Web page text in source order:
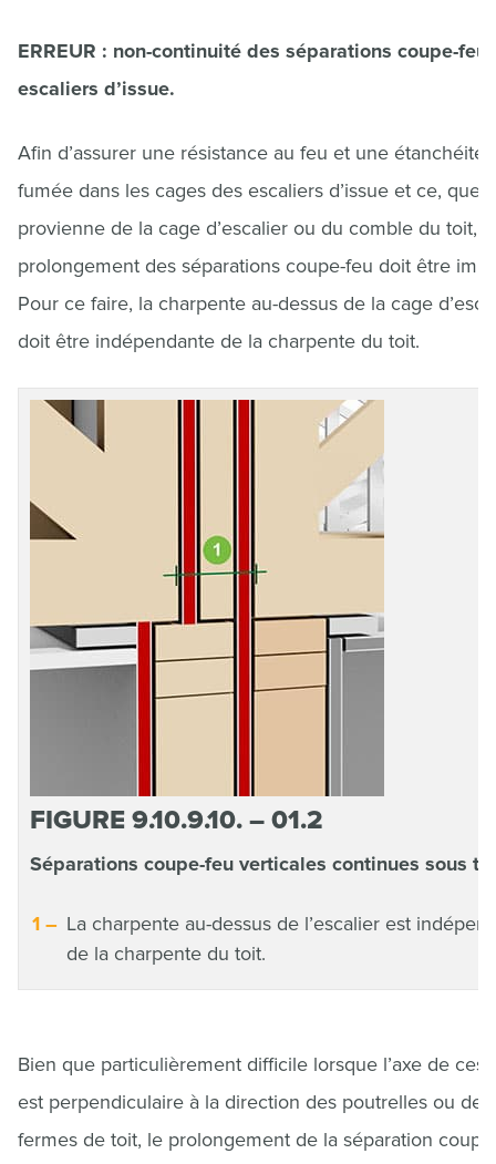
ERREUR : non-continuité des séparations coupe-feu
escaliers d’issue.
Afin d’assurer une résistance au feu et une étanchéité
fumée dans les cages des escaliers d’issue et ce, que
provienne de la cage d’escalier ou du comble du toit,
prolongement des séparations coupe-feu doit être
Pour ce faire, la charpente au-dessus de la cage
doit être indépendante de la charpente du toit.
FIGURE 9.10.9.10. – 01.2
Séparations coupe-feu verticales continues sous
La charpente au-dessus de l’escalier est
de la charpente du toit.
Bien que particulièrement difficile lorsque l’axe de ces
est perpendiculaire à la direction des poutrelles ou des
fermes de toit, le prolongement de la séparation